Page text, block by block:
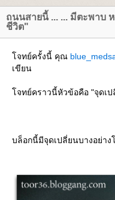
ถนนสายนี้ ... ... มีตะพาบ
ชีวิต"
จทย์ครั้งนี้ คุณ
เขียน
จทย์คราวนี้หัวข้อคือ "จุดเป
บล็อกนี้มีจุดเปลี่ยนบางอย่าง